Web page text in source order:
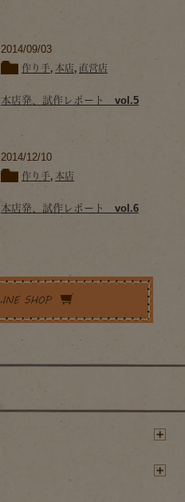
2014/09/03
作り手, 本店, 直営店
本店発、試作レポート vol.5
2014/12/10
作り手, 本店
本店発、試作レポート vol.6